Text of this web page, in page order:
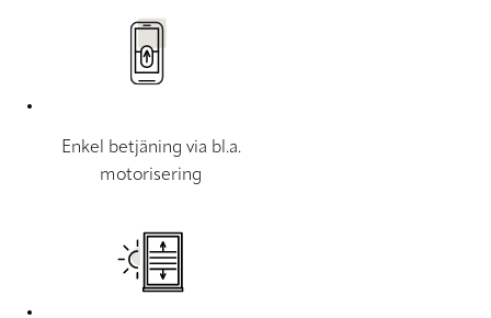
Enkel betjäning via bl.a.
motorisering